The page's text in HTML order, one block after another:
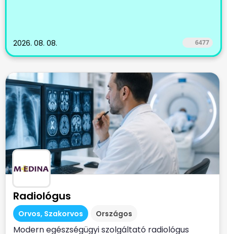
2026. 08. 08. 6477
Radiológus
Orvos, Szakorvos Országos
Modern egészségügyi szolgáltató radiológus